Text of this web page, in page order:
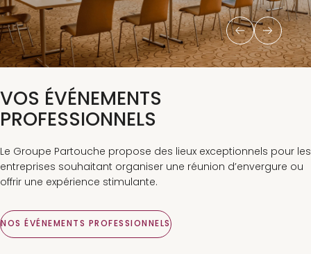
VOS ÉVÉNEMENTS
PROFESSIONNELS
Le Groupe Partouche propose des lieux exceptionnels pour les
entreprises souhaitant organiser une réunion d’envergure ou
offrir une expérience stimulante.
NOS ÉVÉNEMENTS PROFESSIONNELS